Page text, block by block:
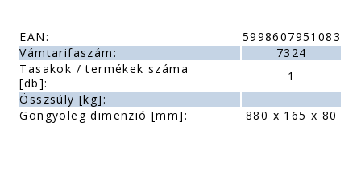
EAN:
5998607951083
Vámtarifaszám:
7324
Tasakok / termékek száma
[db]:
1
Összsúly [kg]:
Göngyöleg dimenzió [mm]:
880 x 165 x 80